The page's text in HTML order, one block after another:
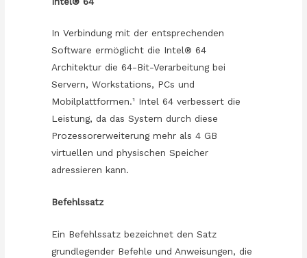
In Verbindung mit der entsprechenden
Software ermöglicht die Intel® 64
Architektur die 64-Bit-Verarbeitung bei
Servern, Workstations, PCs und
Mobilplattformen.¹ Intel 64 verbessert die
Leistung, da das System durch diese
Prozessorerweiterung mehr als 4 GB
virtuellen und physischen Speicher
adressieren kann.
Befehlssatz
Ein Befehlssatz bezeichnet den Satz
grundlegender Befehle und Anweisungen, die